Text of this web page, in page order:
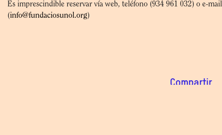
Es imprescindible reservar vía web, teléfono (934 961 032) o e-mail
(info@fundaciosunol.org)
Compartir